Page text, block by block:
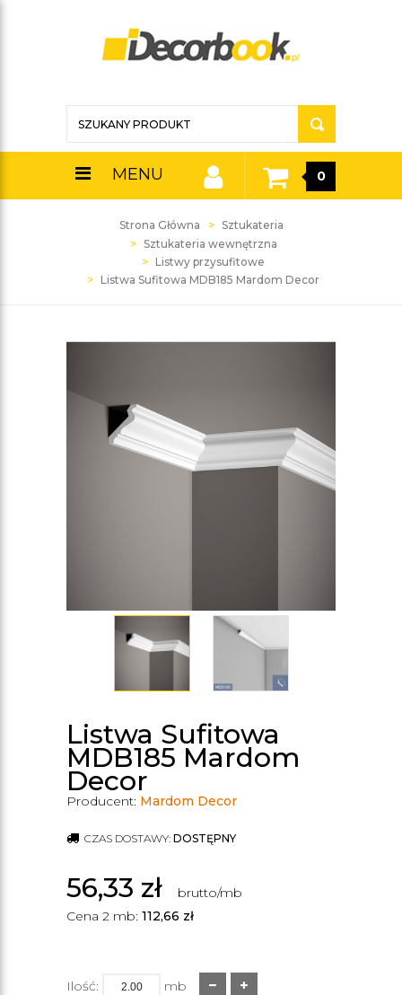
MENU 0
Strona Główna
Sztukateria
Sztukateria wewnętrzna
Listwy przysufitowe
Listwa Sufitowa MDB185 Mardom Decor
Listwa Sufitowa
MDB185 Mardom
Decor
Producent: Mardom Decor
CZAS DOSTAWY: DOSTĘPNY
56,33 zł
brutto/mb
Cena 2 mb: 112,66 zł
Ilość: mb